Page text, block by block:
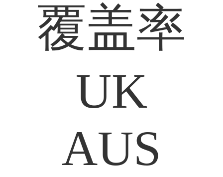
覆盖率
UK
AUS